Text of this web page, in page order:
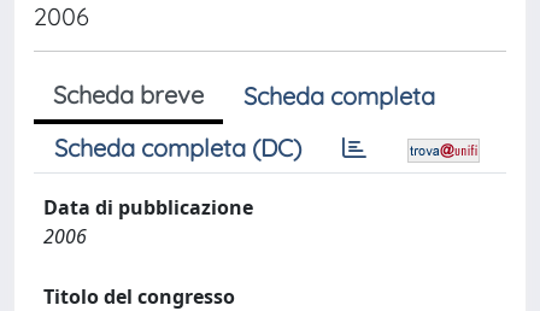
2006
Scheda breve
Scheda completa
Scheda completa (DC)
Data di pubblicazione
2006
Titolo del congresso